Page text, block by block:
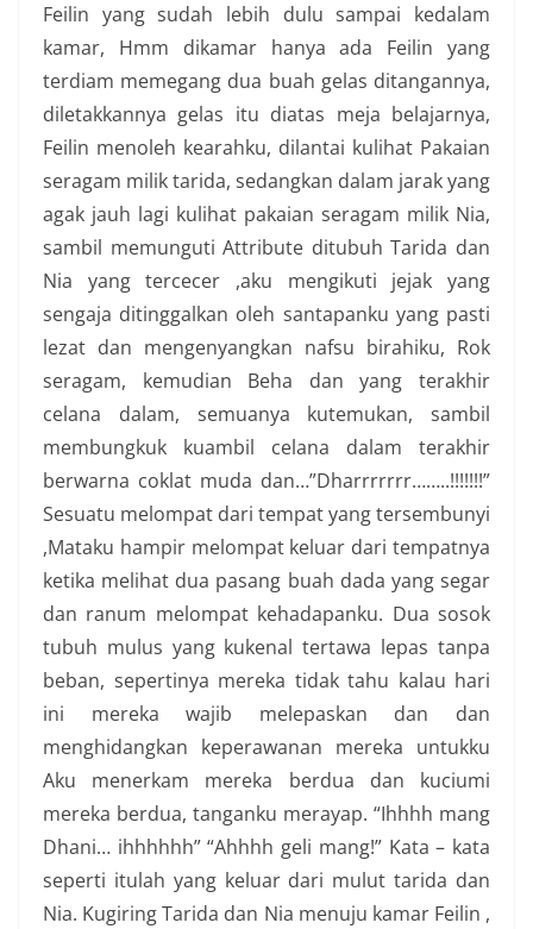
Feilin yang sudah lebih dulu sampai kedalam
kamar, Hmm dikamar hanya ada Feilin yang
terdiam memegang dua buah gelas ditangannya,
diletakkannya gelas itu diatas meja belajarnya,
Feilin menoleh kearahku, dilantai kulihat Pakaian
seragam milik tarida, sedangkan dalam jarak yang
agak jauh lagi kulihat pakaian seragam milik Nia,
sambil memunguti Attribute ditubuh Tarida dan
Nia yang tercecer ,aku mengikuti jejak yang
sengaja ditinggalkan oleh santapanku yang pasti
lezat dan mengenyangkan nafsu birahiku, Rok
seragam, kemudian Beha dan yang terakhir
celana dalam, semuanya kutemukan, sambil
membungkuk kuambil celana dalam terakhir
berwarna coklat muda dan…”Dharrrrrrr……..!!!!!!!”
Sesuatu melompat dari tempat yang tersembunyi
,Mataku hampir melompat keluar dari tempatnya
ketika melihat dua pasang buah dada yang segar
dan ranum melompat kehadapanku. Dua sosok
tubuh mulus yang kukenal tertawa lepas tanpa
beban, sepertinya mereka tidak tahu kalau hari
ini mereka wajib melepaskan dan dan
menghidangkan keperawanan mereka untukku
Aku menerkam mereka berdua dan kuciumi
mereka berdua, tanganku merayap. “Ihhhh mang
Dhani… ihhhhhh” “Ahhhh geli mang!” Kata – kata
seperti itulah yang keluar dari mulut tarida dan
Nia. Kugiring Tarida dan Nia menuju kamar Feilin ,